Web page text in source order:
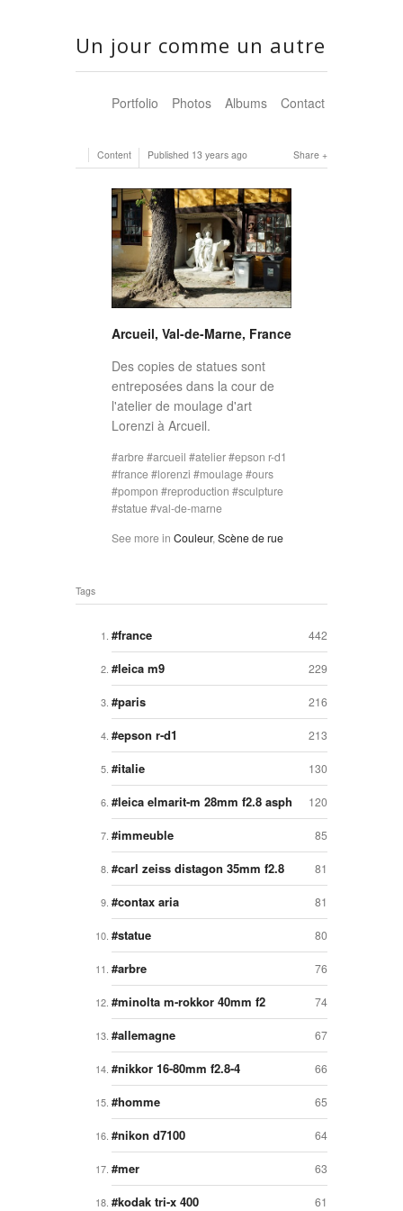
Un jour comme un autre
Portfolio Photos Albums Contact
Share
Content Published 13 years ago
Arcueil, Val-de-Marne, France
Des copies de statues sont
entreposées dans la cour de
l'atelier de moulage d'art
Lorenzi à Arcueil.
arbre arcueil atelier epson r-d1
france
lorenzi moulage ours
pompon
reproduction
sculpture
statue val-de-marne
See more in Couleur, Scène de rue
Tags
442
france
229
leica m9
216
paris
213
epson r-d1
130
italie
120
leica elmarit-m 28mm f2.8 asph
85
immeuble
81
carl zeiss distagon 35mm f2.8
81
contax aria
80
statue
76
arbre
74
minolta m-rokkor 40mm f2
67
allemagne
66
nikkor 16-80mm f2.8-4
65
homme
64
nikon d7100
63
mer
61
kodak tri-x 400